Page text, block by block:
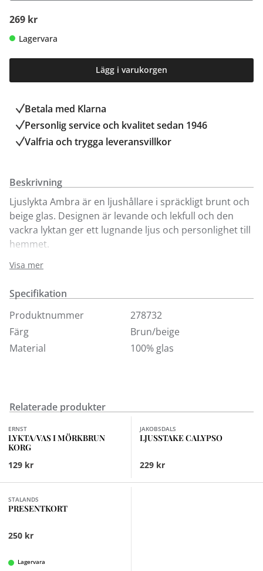
269 kr
Lagervara
Lägg i varukorgen
Betala med Klarna
Personlig service och kvalitet sedan 1946
Valfria och trygga leveransvillkor
Beskrivning
Ljuslykta Ambra är en ljushållare i spräckligt brunt och
beige glas. Designen är levande och lekfull och den
vackra lyktan ger ett lugnande ljus och personlighet till
hemmet.
Lyktan går att köpa online och i vår butik i Kungens
Kurva. Välkommen in!
Visa mer
Specifikation
Produktnummer
278732
Färg
Brun/beige
Material
100% glas
Relaterade produkter
Finns i fler val (2)
ERNST
LYKTA/VAS I MÖRKBRUN
KORG
129 kr
JAKOBSDALS
LJUSSTAKE CALYPSO
229 kr
STALANDS
PRESENTKORT
250 kr
Lagervara